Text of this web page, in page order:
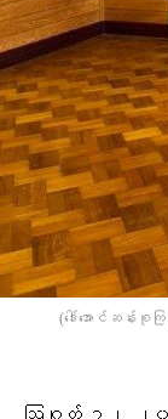
(​ဒေါ်​အောင်ဆန်း